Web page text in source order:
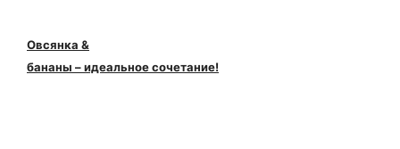
Овсянка &
бананы – идеальное сочетание!